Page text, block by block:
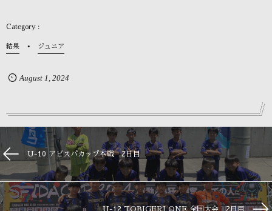
結果 ジュニア
August 1 2024
U-10 アビスパカップ本戦 2日目
U-12 TOBIGERI ONE 全国大会 2日目